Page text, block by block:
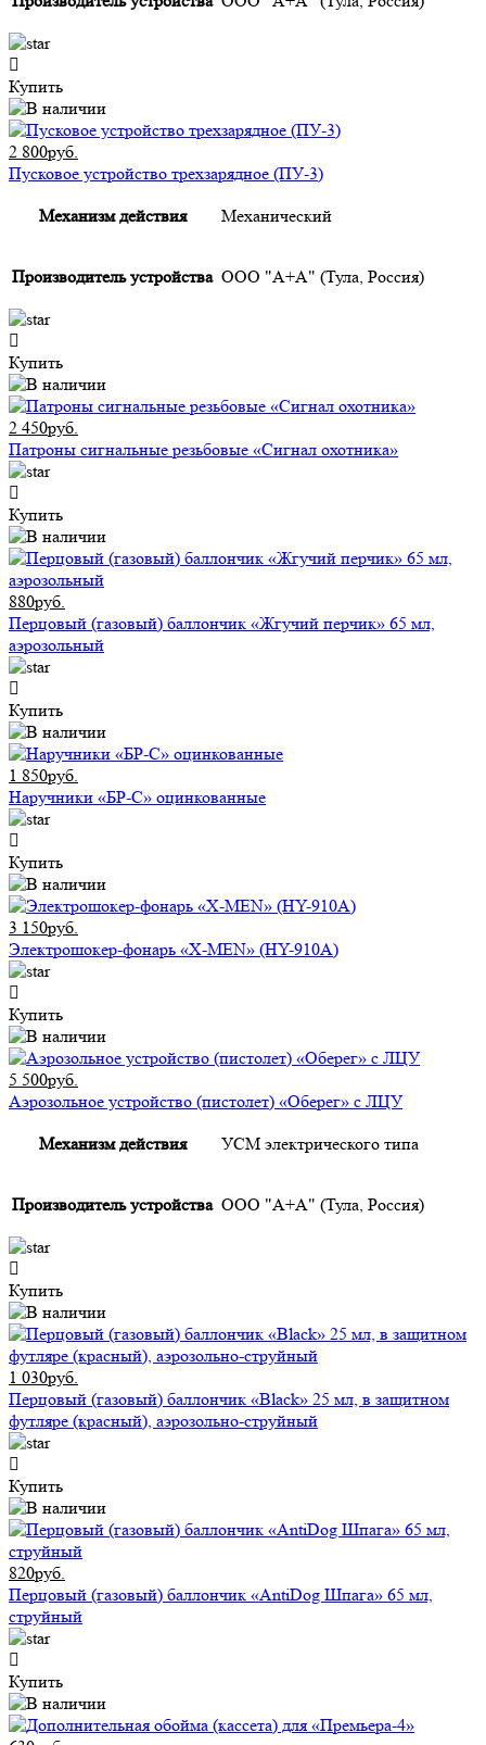
Купить
2 800руб.
Пусковое устройство трехзарядное (ПУ-3)
Механизм действия Механический
Производитель устройства ООО "А+А" (Тула, Россия)
Купить
2 450руб.
Патроны сигнальные резьбовые «Сигнал охотника»
Купить
880руб.
Перцовый (газовый) баллончик «Жгучий перчик» 65 мл,
аэрозольный
Купить
1 850руб.
Наручники «БР-С» оцинкованные
Купить
3 150руб.
Электрошокер-фонарь «X-MEN» (HY-910A)
Купить
5 500руб.
Аэрозольное устройство (пистолет) «Оберег» с ЛЦУ
Механизм действия УСМ электрического типа
Производитель устройства ООО "А+А" (Тула, Россия)
Купить
1 030руб.
Перцовый (газовый) баллончик «Black» 25 мл, в защитном
футляре (красный), аэрозольно-струйный
Купить
820руб.
Перцовый (газовый) баллончик «AntiDog Шпага» 65 мл,
струйный
Купить